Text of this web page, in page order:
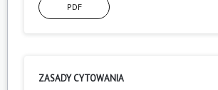
PDF
ZASADY CYTOWANIA